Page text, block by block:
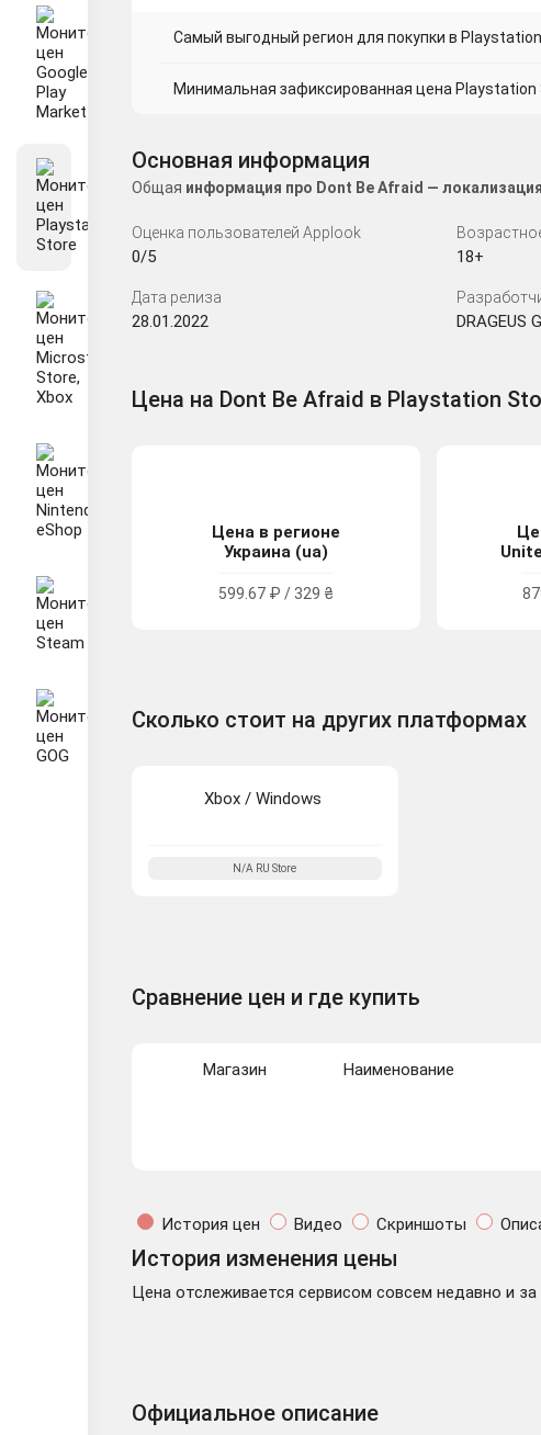
Самый выгодный регион для покупки в
Минимальная зафиксированная цена
Основная информация
Общая информация про Dont Be Afraid —
Оценка пользователей Applook
0/5 18+
Дата релиза
28.01.2022 DRAGEUS
Цена на Dont Be Afraid в Playstation
Цена в регионе
Украина (ua)
599.67 ₽ / 329 ₴
Сколько стоит на других платформах
Xbox / Windows
N/A RU Store
Сравнение цен и где купить
Магазин Наименование
История цен Видео Скриншоты
История изменения цены
Цена отслеживается сервисом совсем недавно и
Официальное описание